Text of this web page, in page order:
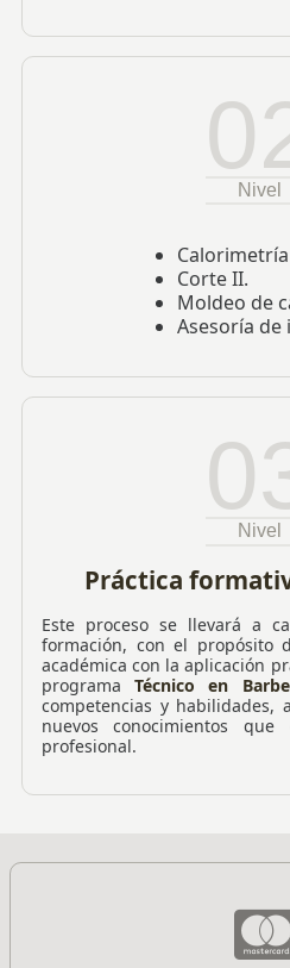
Nivel
Corte II.
Moldeo de
Asesoría de
Nivel
Práctica
Este proceso se llevará a
formación, con el propósito
académica con la aplicación
programaTécnico en
competencias y habilidades,
nuevos conocimientos
profesional.